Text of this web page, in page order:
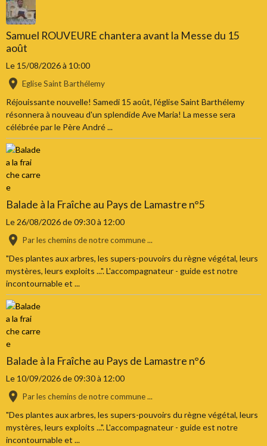
Samuel ROUVEURE chantera avant la Messe du 15
août
Le 15/08/2026à 10:00
Eglise Saint Barthélemy
Réjouissante nouvelle! Samedi 15 août, l'église Saint Barthélemy
résonnera à nouveau d'un splendide Ave Maria! La messe sera
célébrée par le Père André ...
Balade à la Fraîche au Pays de Lamastre n°5
Le 26/08/2026de 09:30à 12:00
Par les chemins de notre commune ...
"Des plantes aux arbres, les supers-pouvoirs du règne végétal, leurs
mystères, leurs exploits ...". L'accompagnateur - guide est notre
incontournable et ...
Balade à la Fraîche au Pays de Lamastre n°6
Le 10/09/2026de 09:30à 12:00
Par les chemins de notre commune ...
"Des plantes aux arbres, les supers-pouvoirs du règne végétal, leurs
mystères, leurs exploits ...". L'accompagnateur - guide est notre
incontournable et ...